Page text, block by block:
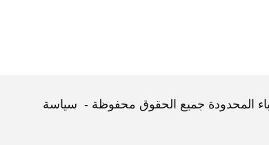
المحدودة جميع الحقوق محفوظة - سياسة